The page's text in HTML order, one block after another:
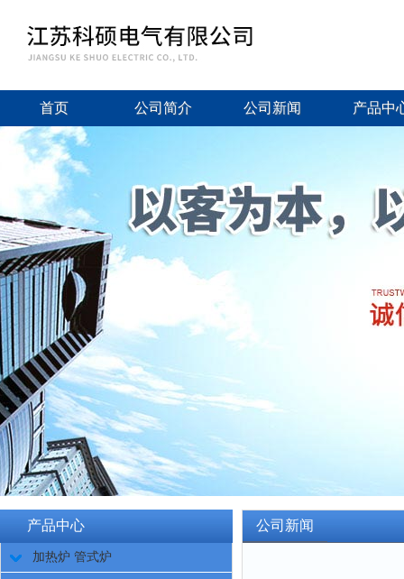
首页 公司简介 公司新闻 产品中
产品中心
加热炉 管式炉
公司新闻